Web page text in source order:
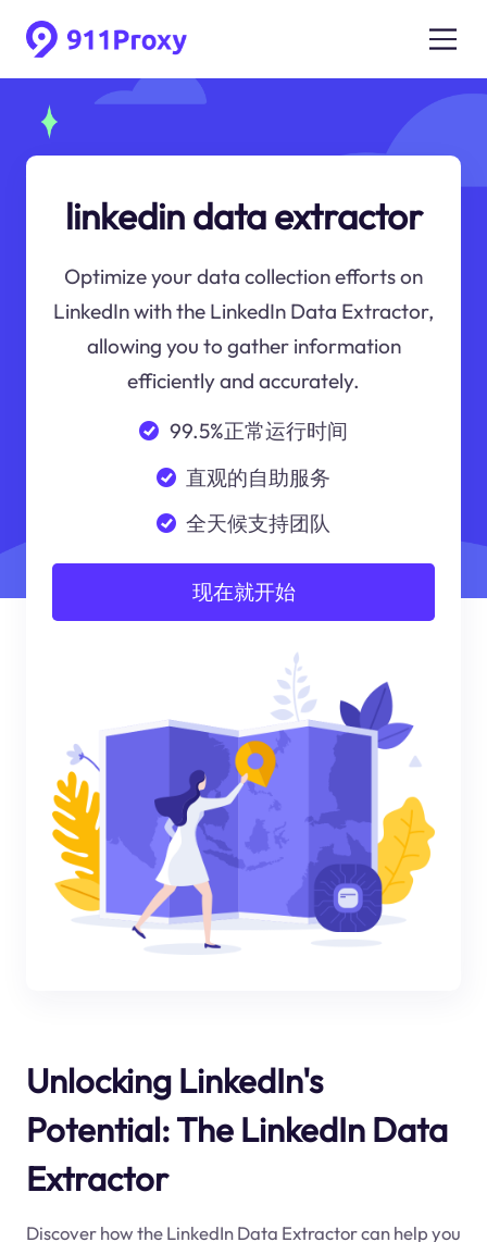
linkedin data extractor
Optimize your data collection efforts on
LinkedIn with the LinkedIn Data Extractor,
allowing you to gather information
efficiently and accurately.
99.5%正常运行时间
直观的自助服务
全天候支持团队
现在就开始
Unlocking LinkedIn's
Potential: The LinkedIn Data
Extractor
Discover how the LinkedIn Data Extractor can help you